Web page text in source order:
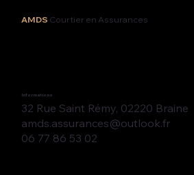
Informations
32 Rue Saint Rémy, 02220 Braine
amds.assurances@outlook.fr
06 77 86 53 02
AMDS Courtier en Assurances